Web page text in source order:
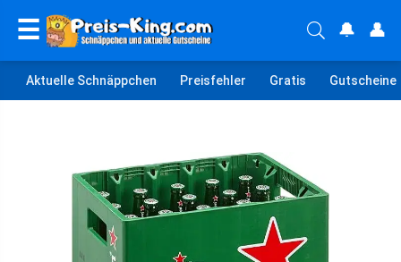
☰ 🔔 👤
Aktuelle Schnäppchen Preisfehler Gratis Gutscheine